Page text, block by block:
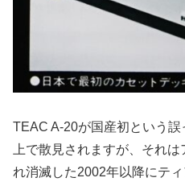
TEAC A-20が国産初という
上で散見されますが、それ
れ消滅した2002年以降にテ